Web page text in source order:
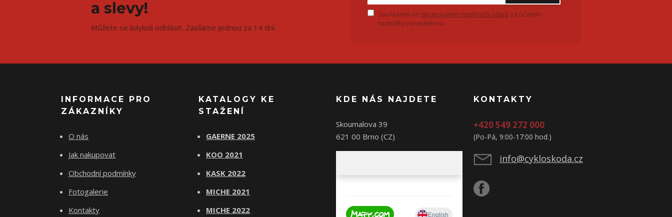
a slevy!
Můžete se kdykoli odhlásit. Zasíláme jednou za 14 dní.
Souhlasím se zpracováním osobních údajů za účelem
rozesílky newsletteru.
INFORMACE PRO
ZÁKAZNÍKY
O nás
Jak nakupovat
Obchodní podmínky
Fotogalerie
Kontakty
KATALOGY KE
STAŽENÍ
GAERNE 2025
KOO 2021
KASK 2022
MICHE 2021
MICHE 2022
KDE NÁS NAJDETE
Skoumalova 39
621 00 Brno (CZ)
KONTAKTY
+420 549 272 000
(Po-Pá, 9:00-17:00 hod.)
info@cykloskoda.cz